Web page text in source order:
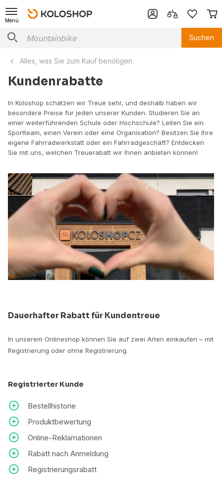
Menü
Suchen
Alles, was Sie zum Kauf benötigen
Kundenrabatte
In Koloshop schätzen wir Treue sehr, und deshalb haben wir
besondere Preise für jeden unserer Kunden. Studieren Sie an
einer weiterführenden Schule oder Hochschule? Leiten Sie ein
Sportteam, einen Verein oder eine Organisation? Besitzen Sie Ihre
eigene Fahrradwerkstatt oder ein Fahrradgeschäft? Entdecken
Sie mit uns, welchen Treuerabatt wir Ihnen anbieten können!
Dauerhafter Rabatt für Kundentreue
In unserem Onlineshop können Sie auf zwei Arten einkaufen – mit
Registrierung oder ohne Registrierung.
Registrierter Kunde
Bestellhistorie
Produktbewertung
Online-Reklamationen
Rabatt nach Anmeldung
Registrierungsrabatt